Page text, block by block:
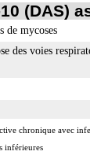
(DAS)
de mycoses
des voies
chronique avec
inférieures